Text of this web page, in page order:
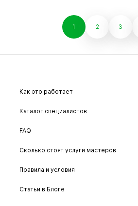
1 2 3
Как это работает
Каталог специалистов
FAQ
Сколько стоят услуги мастеров
Правила и условия
Статьи в Блоге